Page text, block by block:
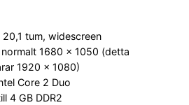
20,1 tum, widescreen
1680 × 1050 (detta
1920 × 1080)
Core 2 Duo
4 GB DDR2